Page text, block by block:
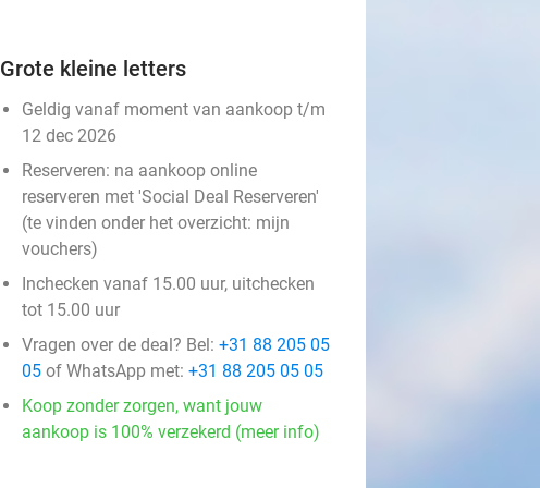
Grote kleine letters
Geldig vanaf moment van aankoop t/m
12 dec 2026
Reserveren: na aankoop online
reserveren met 'Social Deal Reserveren'
(te vinden onder het overzicht: mijn
vouchers)
Inchecken vanaf 15.00 uur, uitchecken
tot 15.00 uur
Vragen over de deal? Bel: +31 88 205 05
05 of WhatsApp met: +31 88 205 05 05
Koop zonder zorgen, want jouw
aankoop is 100% verzekerd (meer info)